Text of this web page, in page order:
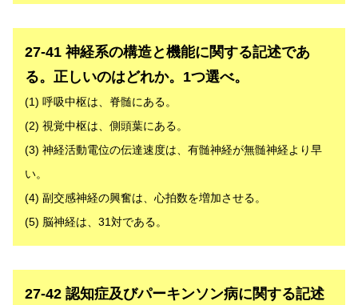
解答
27-41 神経系の構造と機能に関する記述であ
る。正しいのはどれか。1つ選べ。
(1) 呼吸中枢は、脊髄にある。
(2) 視覚中枢は、側頭葉にある。
(3) 神経活動電位の伝達速度は、有髄神経が無髄神経より早
い。
(4) 副交感神経の興奮は、心拍数を増加させる。
(5) 脳神経は、31対である。
解答
27-42 認知症及びパーキンソン病に関する記述